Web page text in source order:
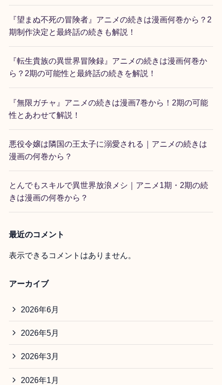
『望まぬ不死の冒険者』アニメの続きは漫画何巻から？2
期制作決定と最終話の続きも解説！
『転生貴族の異世界冒険録』アニメの続きは漫画何巻か
ら？2期の可能性と最終話の続きを解説！
『無限ガチャ』アニメの続きは漫画7巻から！2期の可能
性とあわせて解説！
悪役令嬢は隣国の王太子に溺愛される｜アニメの続きは
漫画の何巻から？
とんでもスキルで異世界放浪メシ｜アニメ1期・2期の続
きは漫画の何巻から？
最近のコメント
表示できるコメントはありません。
アーカイブ
2026年6月
2026年5月
2026年3月
2026年1月